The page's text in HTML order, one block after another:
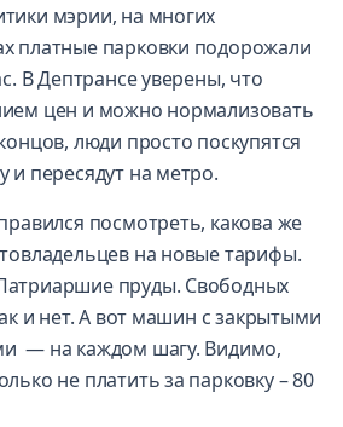
мэрии, на многих
платные парковки подорожали
В Дептрансе уверены, что
цен и можно нормализовать
люди просто поскупятся
и пересядут на метро.
посмотреть, какова же
на новые тарифы.
пруды. Свободных
и нет. А вот машин с закрытыми
— на каждом шагу. Видимо,
не платить за парковку – 80